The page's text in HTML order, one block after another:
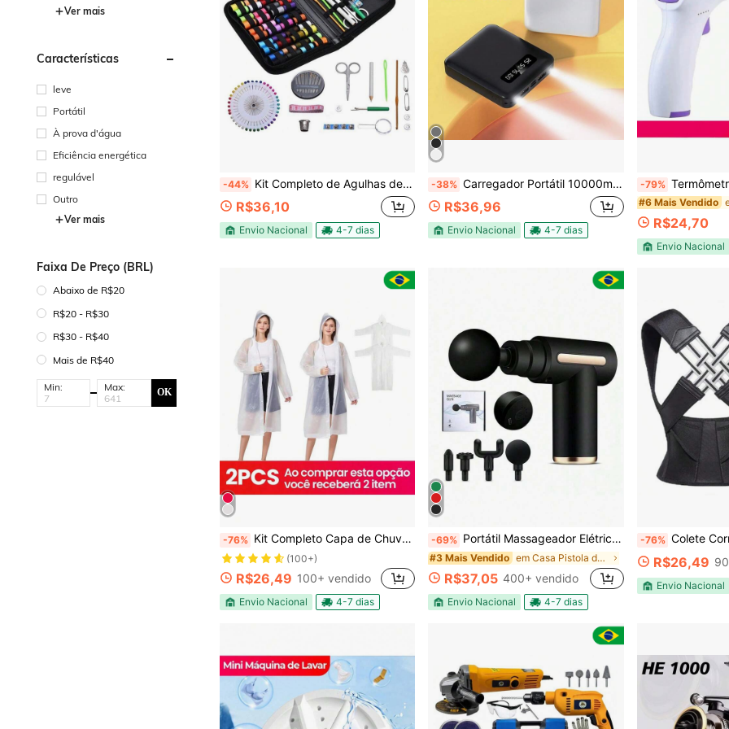
Ver mais
Características
leve
Portátil
À prova d'água
Eficiência energética
regulável
Outro
Ver mais
Faixa De Preço (BRL)
Abaixo de R$20
R$20 - R$30
R$30 - R$40
Mais de R$40
Min: Max: OK
-44% Kit Completo de Agulhas de Costura à Mão Portátil – Caixa Multifuncional para Reparos de Roupas
R$36,10
Envio Nacional 4-7 dias
-38% Carregador Portátil 10000mah con 4 cables de carga rápida Banco de energía digital LED
R$36,96
Envio Nacional 4-7 dias
-79% Termômetro
#6 Mais Vendido
R$24,70
Envio Nacional
-76% Kit Completo Capa de Chuva Grossa Longa com Capuz Transparente Reforçada, Impermeável e Reutilizável - Premium
(100+)
R$26,49 100+ vendido
Envio Nacional 4-7 dias
-69% Portátil Massageador Elétrico Alta Frequência Profissional Muscular Massagem
#3 Mais Vendido em Casa Pistola de massagem
R$37,05 400+ vendido
Envio Nacional 4-7 dias
-76% Colete Corretor
R$26,49
Envio Nacional